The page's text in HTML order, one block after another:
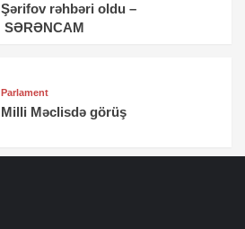
Şərifov rəhbəri oldu –
SƏRƏNCAM
Parlament
Milli Məclisdə görüş